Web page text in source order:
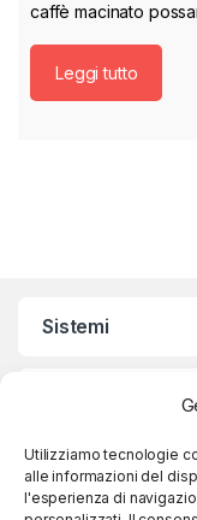
Utilizziamo tecnologie
alle informazioni del
l'esperienza di
caffè macinato
Leggi tutto
Sistemi
Condizioni d’uso
Caffexpert:
Prezzo